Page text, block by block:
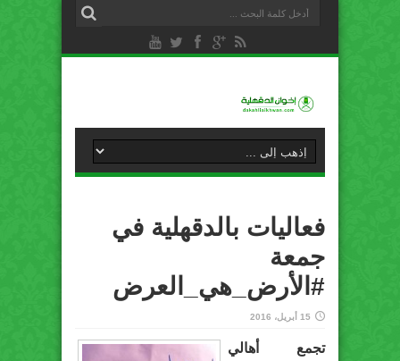
فعاليات بالدقهلية في
جمعة
‫#‏الأرض_هي_العرض‬
15 أبريل، 2016
تجمع أهالي